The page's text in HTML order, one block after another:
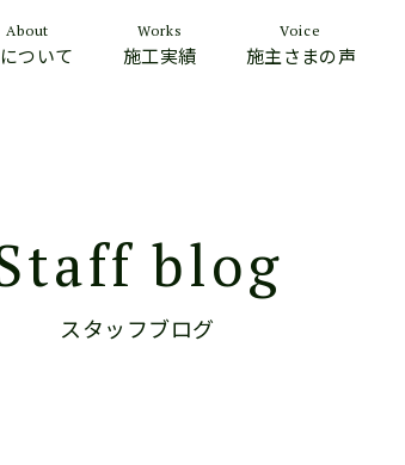
About
ついて
Works
施工実績
Voice
施主さまの声
blog
スタッフブログ